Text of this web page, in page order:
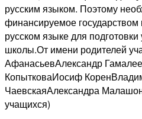
русским языком. Поэтому
финансируемое
русском языке для
школы.От имени родителей
АфанасьевАлександр
КопытковаИосиф
ЧаевскаяАлександра
учащихся)